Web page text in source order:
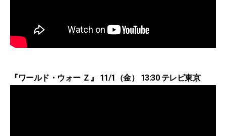
『ワールド・ウォー Ｚ』 11/1（金） 13:30 テレビ東京